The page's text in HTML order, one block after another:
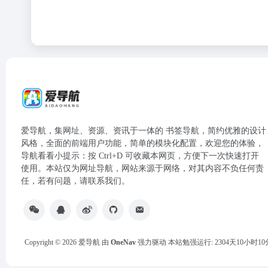
爱导航，集网址、资源、资讯于一体的 书签导航，简约优雅的设计
风格，全面的前端用户功能，简单的模块化配置，欢迎您的体验，
导航看看小提示：按 Ctrl+D 可收藏本网页，方便下一次快速打开
使用。本站仅为网址导航，网站来源于网络，对其内容不负任何责
任，若有问题，请联系我们。
Copyright © 2026 爱导航 由 OneNav 强力驱动 本站勉强运行: 2304天10小时10